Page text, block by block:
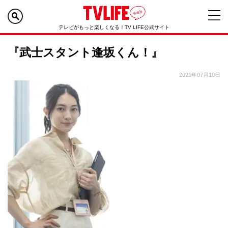
テレビがもっと楽しくなる！TV LIFE公式サイト
『武士スタント逢坂くん！』
2021年07月10日